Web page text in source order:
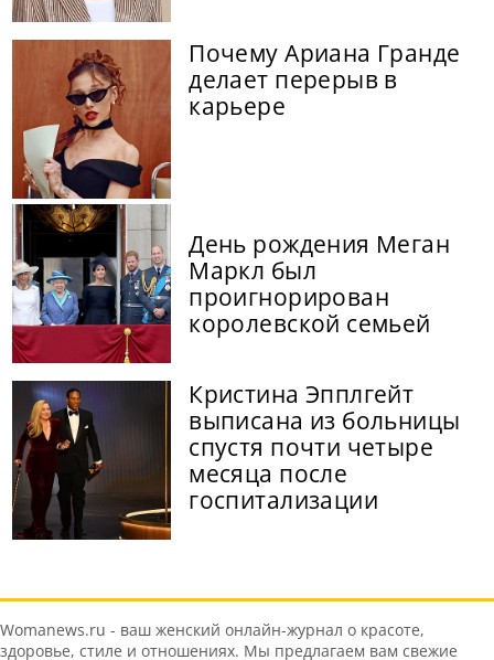
Почему Ариана Гранде
делает перерыв в
карьере
День рождения Меган
Маркл был
проигнорирован
королевской семьей
Кристина Эпплгейт
выписана из больницы
спустя почти четыре
месяца после
госпитализации
Womanews.ru - ваш женский онлайн-журнал о красоте,
здоровье, стиле и отношениях. Мы предлагаем вам свежие